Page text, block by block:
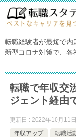
転職経験者が最短で
新型コロナ対策で、各
転職で年収交
ジェント経由
更新日 : 2022年10月11日
年収アップ
転職活